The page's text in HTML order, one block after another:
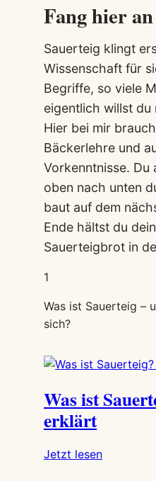
Fang hier an
Sauerteig klingt
Wissenschaft für
Begriffe, so viele
eigentlich willst du
Hier bei mir
Bäckerlehre und
Vorkenntnisse.
oben nach unten
baut auf dem
Ende hältst du
Sauerteigbrot in
1
Was ist Sauerteig –
sich?
Was ist
erklärt
Jetzt lesen: